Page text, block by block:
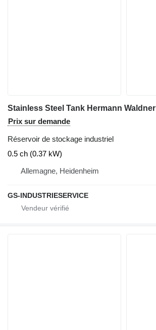
Stainless Steel Tank Hermann Waldner
Prix sur demande
Réservoir de stockage industriel
0.5 ch (0.37 kW)
Allemagne, Heidenheim
GS-INDUSTRIESERVICE